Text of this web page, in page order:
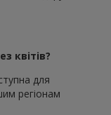
квітів?
для
регіонам